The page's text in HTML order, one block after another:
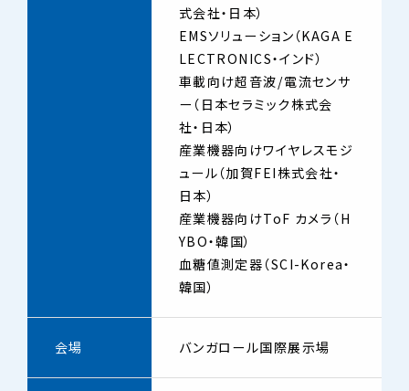
式会社・日本）
EMSソリューション（KAGA E
LECTRONICS・インド）
車載向け超音波/電流センサ
ー（日本セラミック株式会
社・日本）
産業機器向けワイヤレスモジ
ュール（加賀FEI株式会社・
日本）
産業機器向けToF カメラ（H
YBO・韓国）
血糖値測定器（SCI-Korea・
韓国）
会場 バンガロール国際展示場